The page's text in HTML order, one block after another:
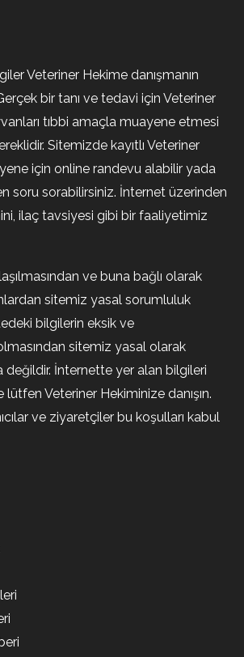
Veteriner Hekime danışmanın
bir tanı ve tedavi için Veteriner
tıbbi amaçla muayene etmesi
Sitemizde kayıtlı Veteriner
için online randevu alabilir yada
soru sorabilirsiniz. İnternet üzerinden
ilaç tavsiyesi gibi bir faaliyetimiz
ve buna bağlı olarak
sitemiz yasal sorumluluk
bilgilerin eksik ve
sitemiz yasal olarak
değildir. İnternette yer alan bilgileri
Veteriner Hekiminize danışın.
ve ziyaretçiler bu koşulları kabul